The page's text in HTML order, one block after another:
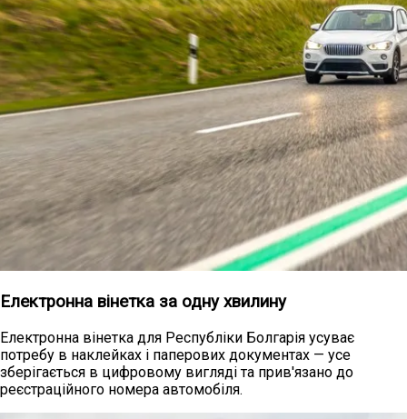
Електронна вінетка за одну хвилину
Електронна вінетка для Республіки Болгарія усуває
потребу в наклейках і паперових документах — усе
зберігається в цифровому вигляді та прив'язано до
реєстраційного номера автомобіля.